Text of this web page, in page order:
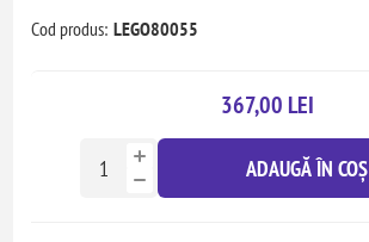
Cod produs: LEGO80055
367,00 LEI
ADAUGĂ ÎN COȘ